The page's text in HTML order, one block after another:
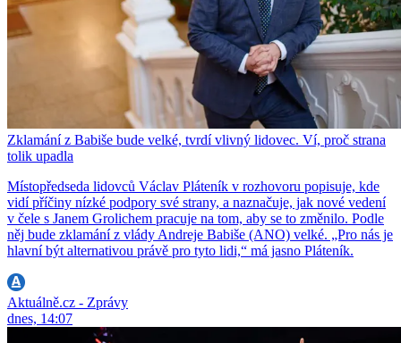
Zklamání z Babiše bude velké, tvrdí vlivný lidovec. Ví, proč strana
tolik upadla
Místopředseda lidovců Václav Pláteník v rozhovoru popisuje, kde
vidí příčiny nízké podpory své strany, a naznačuje, jak nové vedení
v čele s Janem Grolichem pracuje na tom, aby se to změnilo. Podle
něj bude zklamání z vlády Andreje Babiše (ANO) velké. „Pro nás je
hlavní být alternativou právě pro tyto lidi,“ má jasno Pláteník.
Aktuálně.cz - Zprávy
dnes, 14:07